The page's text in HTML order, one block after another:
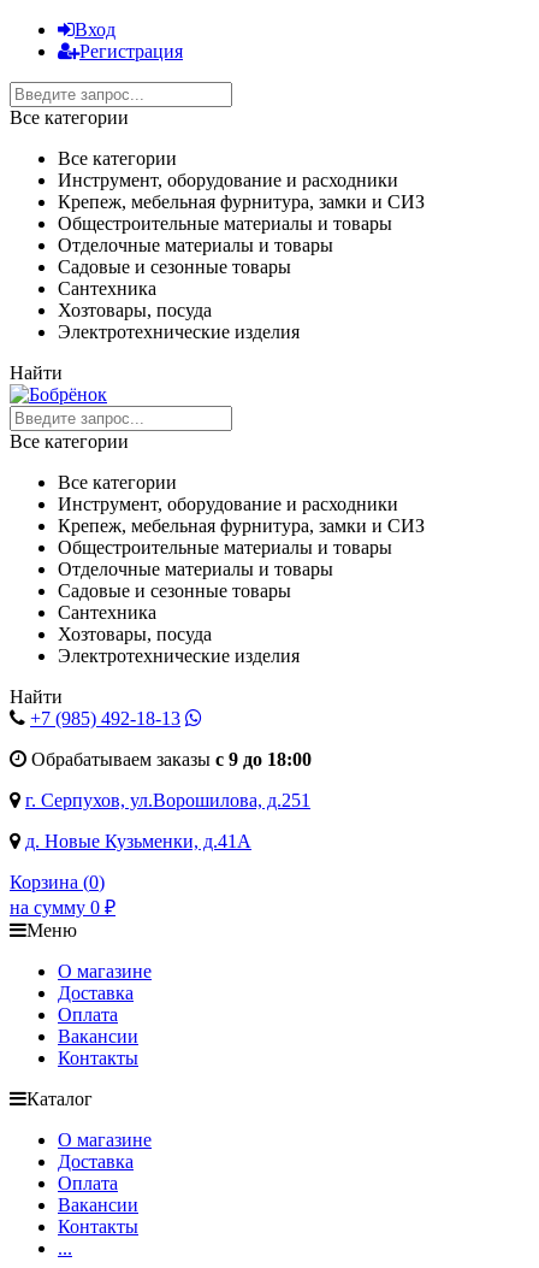
Вход
Регистрация
Все категории
Все категории
Инструмент, оборудование и расходники
Крепеж, мебельная фурнитура, замки и СИЗ
Общестроительные материалы и товары
Отделочные материалы и товары
Садовые и сезонные товары
Сантехника
Хозтовары, посуда
Электротехнические изделия
Найти
Все категории
Все категории
Инструмент, оборудование и расходники
Крепеж, мебельная фурнитура, замки и СИЗ
Общестроительные материалы и товары
Отделочные материалы и товары
Садовые и сезонные товары
Сантехника
Хозтовары, посуда
Электротехнические изделия
Найти
+7 (985) 492-18-13
Обрабатываем заказы с 9 до 18:00
г. Серпухов, ул.Ворошилова, д.251
д. Новые Кузьменки, д.41А
Корзина (0)
на сумму 0 ₽
Меню
О магазине
Доставка
Оплата
Вакансии
Контакты
Каталог
О магазине
Доставка
Оплата
Вакансии
Контакты
...